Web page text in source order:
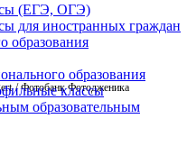
(ЕГЭ, ОГЭ)
для иностранных граждан
образования
образования
классы
образовательным
/ Фотобанк Фотодженика